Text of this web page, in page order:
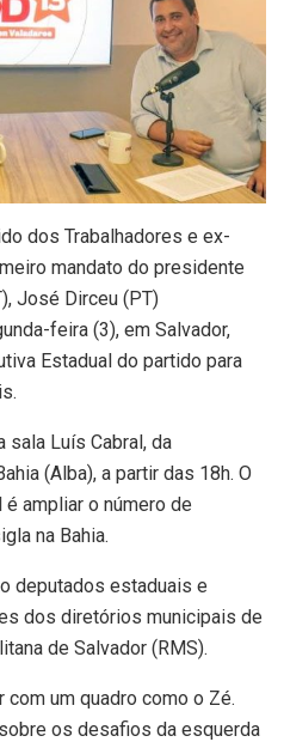
dos Trabalhadores e ex-
mandato do presidente
José Dirceu (PT)
feira (3), em Salvador,
Estadual do partido para
sala Luís Cabral, da
(Alba), a partir das 18h. O
ampliar o número de
na Bahia.
deputados estaduais e
dos diretórios municipais de
de Salvador (RMS).
com um quadro como o Zé.
os desafios da esquerda